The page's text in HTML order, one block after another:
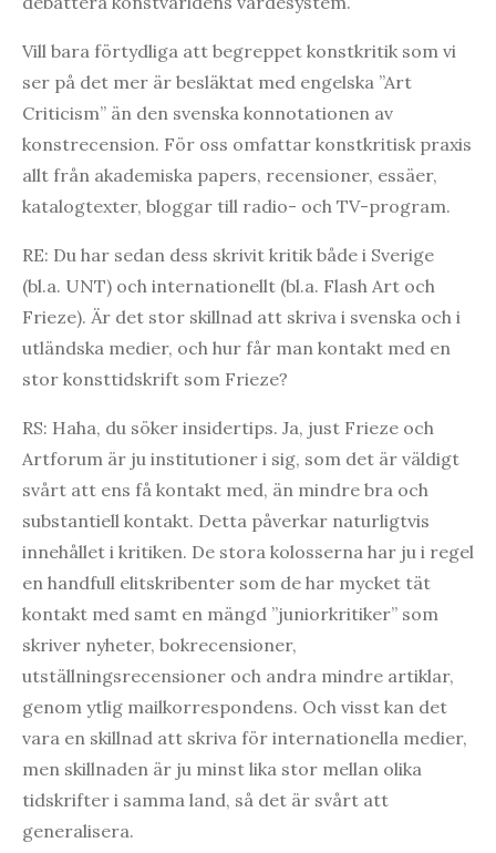
Vill bara förtydliga att begreppet konstkritik som vi
ser på det mer är besläktat med engelska ”Art
Criticism” än den svenska konnotationen av
konstrecension. För oss omfattar konstkritisk praxis
allt från akademiska papers, recensioner, essäer,
katalogtexter, bloggar till radio- och TV-program.
RE: Du har sedan dess skrivit kritik både i Sverige
(bl.a. UNT) och internationellt (bl.a. Flash Art och
Frieze). Är det stor skillnad att skriva i svenska och i
utländska medier, och hur får man kontakt med en
stor konsttidskrift som Frieze?
RS: Haha, du söker insidertips. Ja, just Frieze och
Artforum är ju institutioner i sig, som det är väldigt
svårt att ens få kontakt med, än mindre bra och
substantiell kontakt. Detta påverkar naturligtvis
innehållet i kritiken. De stora kolosserna har ju i regel
en handfull elitskribenter som de har mycket tät
kontakt med samt en mängd ”juniorkritiker” som
skriver nyheter, bokrecensioner,
utställningsrecensioner och andra mindre artiklar,
genom ytlig mailkorrespondens. Och visst kan det
vara en skillnad att skriva för internationella medier,
men skillnaden är ju minst lika stor mellan olika
tidskrifter i samma land, så det är svårt att
generalisera.